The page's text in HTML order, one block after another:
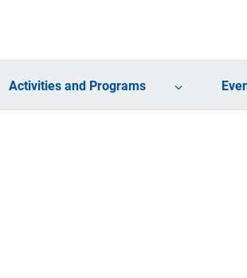
Activities and Programs